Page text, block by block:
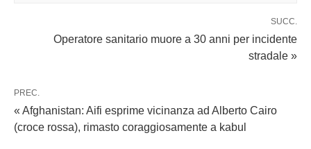
SUCC.
Operatore sanitario muore a 30 anni per incidente
stradale »
PREC.
« Afghanistan: Aifi esprime vicinanza ad Alberto Cairo
(croce rossa), rimasto coraggiosamente a kabul